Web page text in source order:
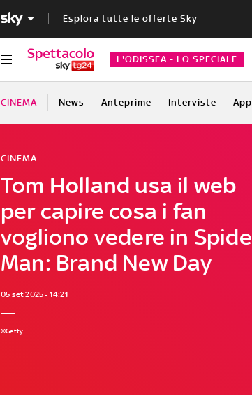
Esplora tutte le offerte Sky
L'ODISSEA - LO SPECIALE
CINEMA News Anteprime Interviste
Tom Holland usa il web
per capire cosa i fan
vogliono vedere in
Man: Brand New Day
CINEMA
05 set 2025 - 14:21
©Getty